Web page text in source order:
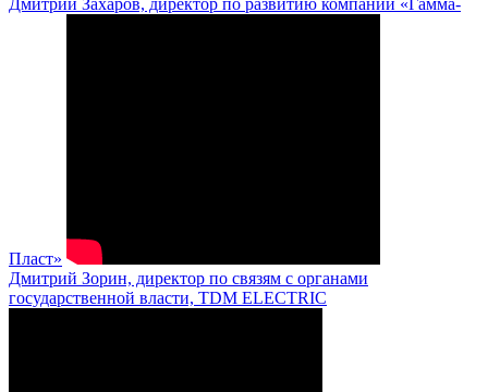
Дмитрий Захаров, директор по развитию компании «Гамма-
Пласт»
Дмитрий Зорин, директор по связям с органами
государственной власти, TDM ELECTRIC